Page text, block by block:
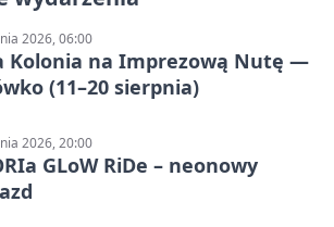
2026, 06:00
Kolonia na Imprezową Nutę —
(11–20 sierpnia)
2026, 20:00
GLoW RiDe – neonowy